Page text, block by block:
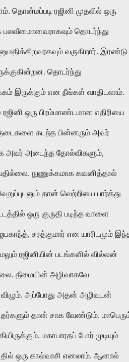
ரஜினி முதலில் ஒரு
தொடர்ந்து
வருகிறார். இரண்டு
தொடர்ந்து
இருக்கும் என நீங்கள் வாதிடலாம்.
ஒரு பிரம்மாண்டமான எதிரியை
கடந்த பின்னரும் அவர்
அவர் அடைந்த தோல்விகளும்,
நுணுக்கமாக கவனித்தால்
தான் வெற்றியை பார்த்து
ஒரு குருதி படிந்த வாளை
சரத்குமார் என யாரிடமும்
ரஜினியின் படங்களில் வில்லன்
தீமையின் அழிவாகவே
அப்போது அதன் அழிவுடன்
தான் சாக வேண்டும்.
மகாபாரதப் போர் முடியும்
ஒரு கால்வாசி எனலாம். ஆனால்